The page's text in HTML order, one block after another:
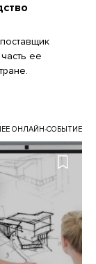
ее
ОНЛАЙН-СОБЫТИЕ